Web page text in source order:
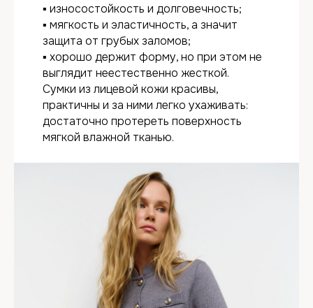
▪ износостойкость и долговечность;
▪ мягкость и эластичность, а значит
защита от грубых заломов;
▪ хорошо держит форму, но при этом не
выглядит неестественно жесткой.
Сумки из лицевой кожи красивы,
практичны и за ними легко ухаживать:
достаточно протереть поверхность
мягкой влажной тканью.